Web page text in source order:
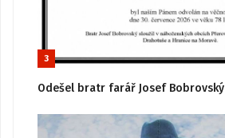
3
Odešel bratr farář Josef Bobrovský